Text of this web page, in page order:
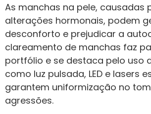
As manchas na pele, causadas
alterações hormonais, podem
desconforto e prejudicar a
clareamento de manchas faz
portfólio e se destaca pelo uso
como luz pulsada, LED e lasers
garantem uniformização no
agressões.